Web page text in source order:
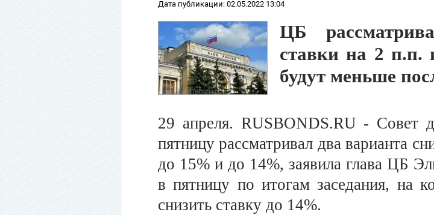
Дата публикации: 02.05.2022 13:04
ЦБ
ставки на 2
будут меньше
29 апреля. RUSBONDS.RU - Совет
пятницу рассматривал два варианта
до 15% и до 14%, заявила глава ЦБ
в пятницу по итогам заседания, на
снизить ставку до 14%.